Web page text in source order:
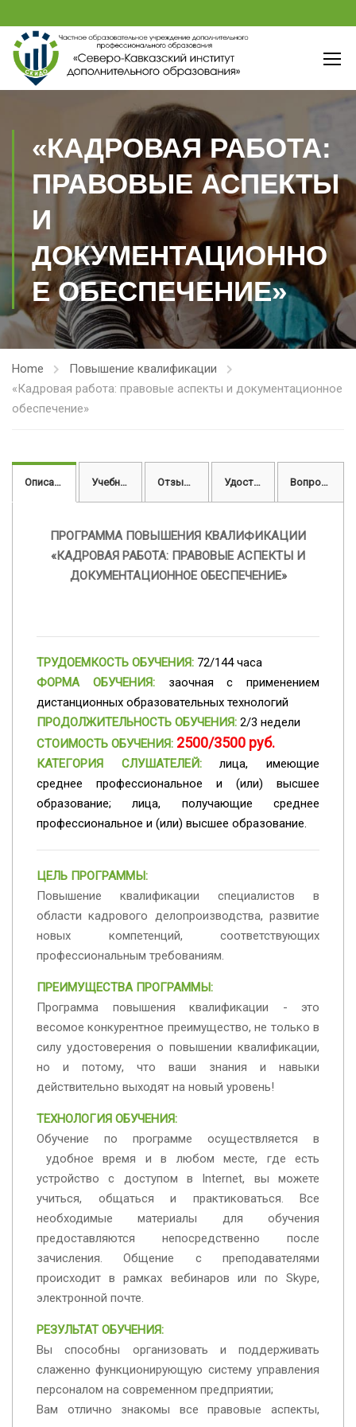
«КАДРОВАЯ РАБОТА:
ПРАВОВЫЕ АСПЕКТЫ
И
ДОКУМЕНТАЦИОННО
Е ОБЕСПЕЧЕНИЕ»
Home
Повышение квалификации
«Кадровая работа: правовые аспекты и документационное
обеспечение»
Описание Учебный план Отзывы Удостоверение Вопросы
ПРОГРАММА ПОВЫШЕНИЯ КВАЛИФИКАЦИИ
«КАДРОВАЯ РАБОТА: ПРАВОВЫЕ АСПЕКТЫ И
ДОКУМЕНТАЦИОННОЕ ОБЕСПЕЧЕНИЕ»
ТРУДОЕМКОСТЬ ОБУЧЕНИЯ: 72/144 часа
ФОРМА ОБУЧЕНИЯ: заочная с применением
дистанционных образовательных технологий
ПРОДОЛЖИТЕЛЬНОСТЬ ОБУЧЕНИЯ: 2/3 недели
СТОИМОСТЬ ОБУЧЕНИЯ: 2500/3500 руб.
КАТЕГОРИЯ СЛУШАТЕЛЕЙ:лица, имеющие
среднее профессиональное и (или) высшее
образование; лица, получающие среднее
профессиональное и (или) высшее образование.
ЦЕЛЬ ПРОГРАММЫ:
Повышение квалификации специалистов в
области кадрового делопроизводства, развитие
новых компетенций, соответствующих
профессиональным требованиям.
ПРЕИМУЩЕСТВА ПРОГРАММЫ:
Программа повышения квалификации - это
весомое конкурентное преимущество, не только в
силу удостоверения о повышении квалификации,
но и потому, что ваши знания и навыки
действительно выходят на новый уровень!
ТЕХНОЛОГИЯ ОБУЧЕНИЯ:
Обучение по программе осуществляется в
удобное время и в любом месте, где есть
устройство с доступом в Internet, вы можете
учиться, общаться и практиковаться. Все
необходимые материалы для обучения
предоставляются непосредственно после
зачисления. Общение с преподавателями
происходит в рамках вебинаров или по Skype,
электронной почте.
РЕЗУЛЬТАТ ОБУЧЕНИЯ:
Вы способны организовать и поддерживать
слаженно функционирующую систему управления
персоналом на современном предприятии;
Вам отлично знакомы все правовые аспекты,